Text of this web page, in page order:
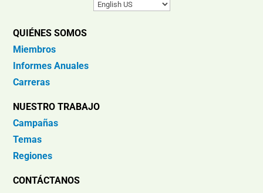
QUIÉNES SOMOS
Miembros
Informes Anuales
Carreras
NUESTRO TRABAJO
Campañas
Temas
Regiones
CONTÁCTANOS